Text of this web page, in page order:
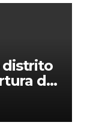
distrito
da